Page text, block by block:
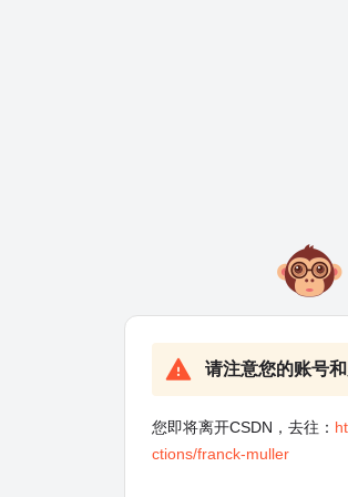
请注意您的账号
您即将离开CSDN，去往：
ctions/franck-muller